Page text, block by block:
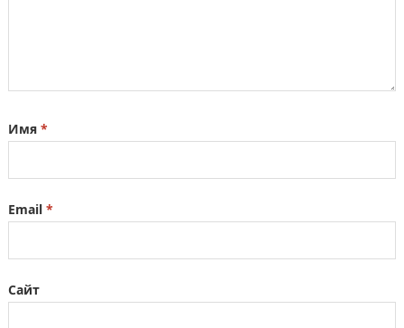
Имя *
Email *
Сайт